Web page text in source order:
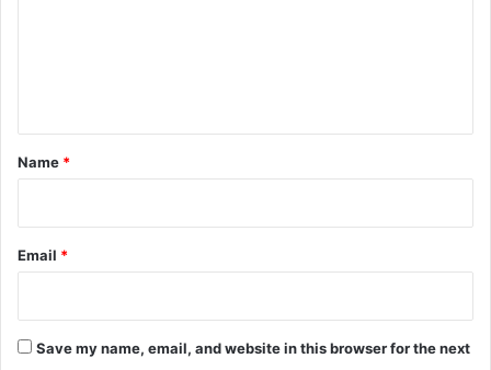
*
Name *
Email *
Save my name, email, and website in this browser for the next